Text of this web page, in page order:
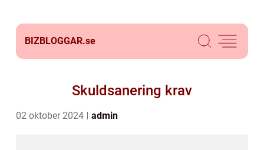
BIZBLOGGAR.se
Skuldsanering krav
02 oktober 2024 admin